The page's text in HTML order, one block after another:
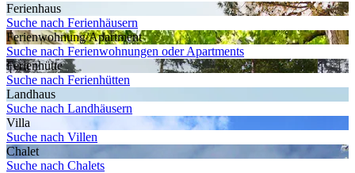
Ferienhaus
Suche nach Ferienhäusern
Ferienwohnung/Apartment
Suche nach Ferienwohnungen oder Apartments
Ferienhütte
Suche nach Ferienhütten
Landhaus
Suche nach Landhäusern
Villa
Suche nach Villen
Chalet
Suche nach Chalets